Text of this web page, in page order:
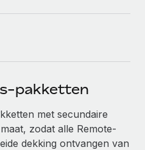
en juridische experts
samenwerken
beschikbaar
AI-automatiseringen
pakketten
met secundaire
zodat alle Remote-
dekking ontvangen van